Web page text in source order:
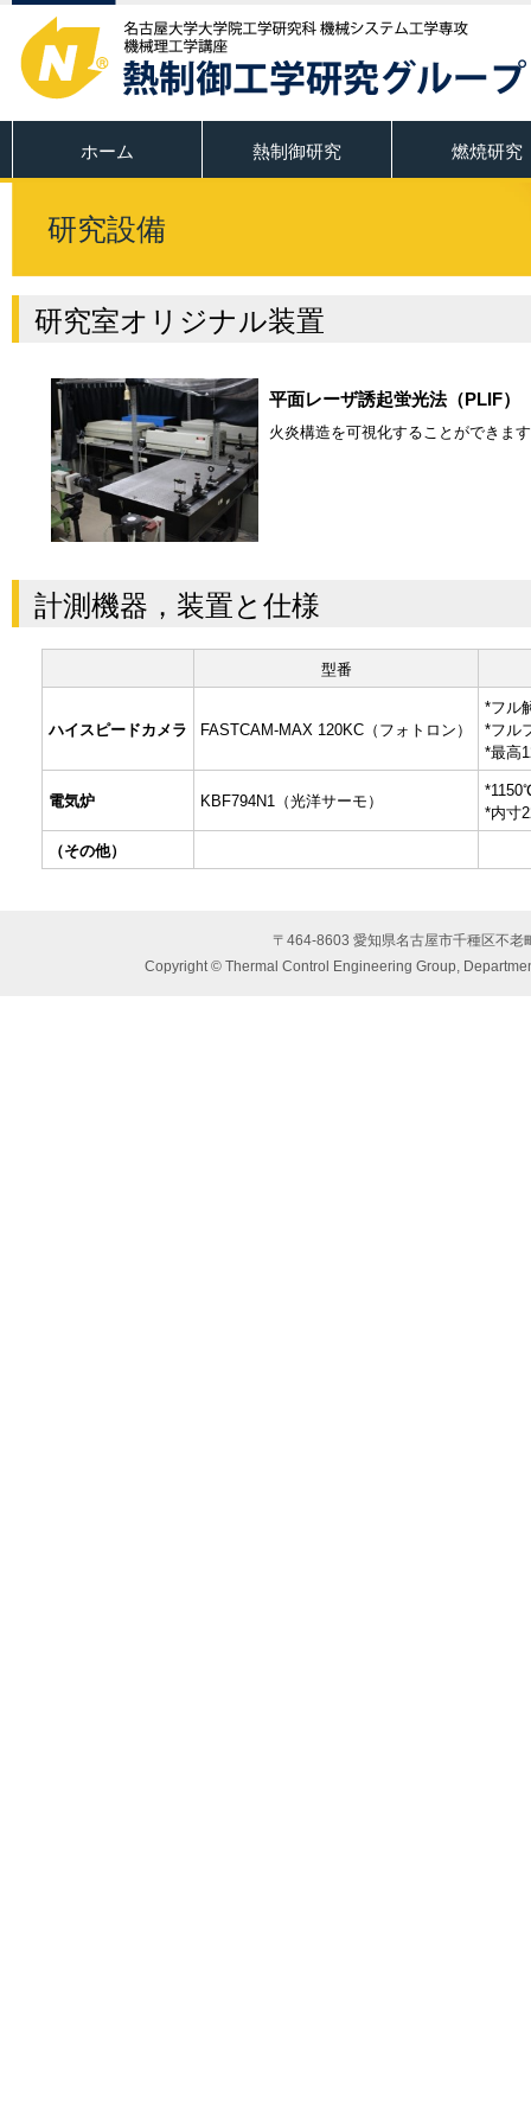
ホーム 熱制御研究 燃焼研究
研究設備
研究室オリジナル装置
平面レーザ誘起蛍光法（PLIF）
火炎構造を可視化することができま
計測機器，装置と仕様
型番
ハイスピードカメラ FASTCAM-MAX 120KC（フォトロン）
*フル
*フル
*最高
電気炉 KBF794N1（光洋サーモ）
*内寸
（その他）
〒464-8603 愛知県名古屋市千種区不
Copyright © Thermal Control Engineering Group,